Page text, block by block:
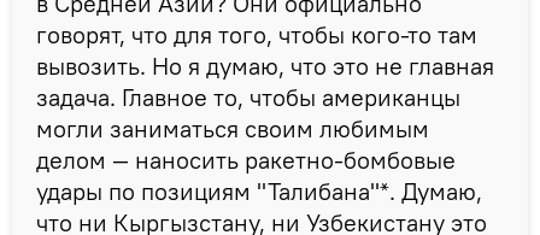
говорят, что для того, чтобы кого-то там
вывозить. Но я думаю, что это не главная
задача. Главное то, чтобы американцы
могли заниматься своим любимым
делом — наносить ракетно-бомбовые
удары по позициям "Талибана"*. Думаю,
что ни Кыргызстану, ни Узбекистану это